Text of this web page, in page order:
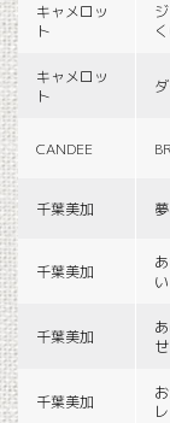
キャメロッ
ト
キャメロッ
ト
CANDEE
千葉美加
千葉美加
い
千葉美加
せ
千葉美加